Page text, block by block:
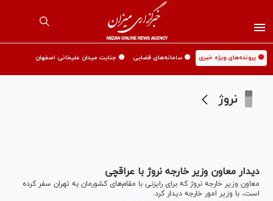
🟡 پرونده‌های ویژه خبری 🟡 سامانه‌های قضایی 🟡 جنایت میدان علیخانی اصفهان
نروژ
دیدار معاون وزیر خارجه نروژ با عراقچی
معاون وزیر خارجه نروژ که برای رایزنی با مقام‌های کشورمان به تهران سفر کرده
است، با وزیر امور خارجه دیدار کرد.